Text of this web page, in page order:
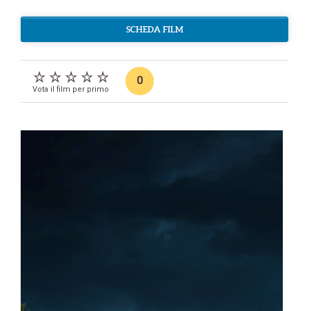
SCHEDA FILM
Vota il film per primo
0